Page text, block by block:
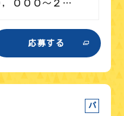
０００～２…
応募する